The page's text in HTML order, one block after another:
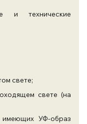
и технические
свете;
свете (на
УФ-образ